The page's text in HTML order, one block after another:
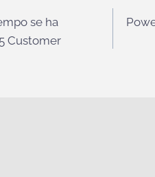
se ha
Customer